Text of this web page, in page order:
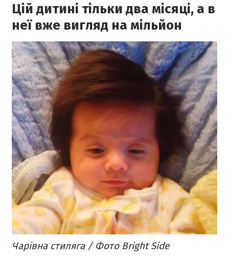
Цій дитині тільки два місяці, а в
неї вже вигляд на мільйон
Чарівна стиляга / Фото Bright Side